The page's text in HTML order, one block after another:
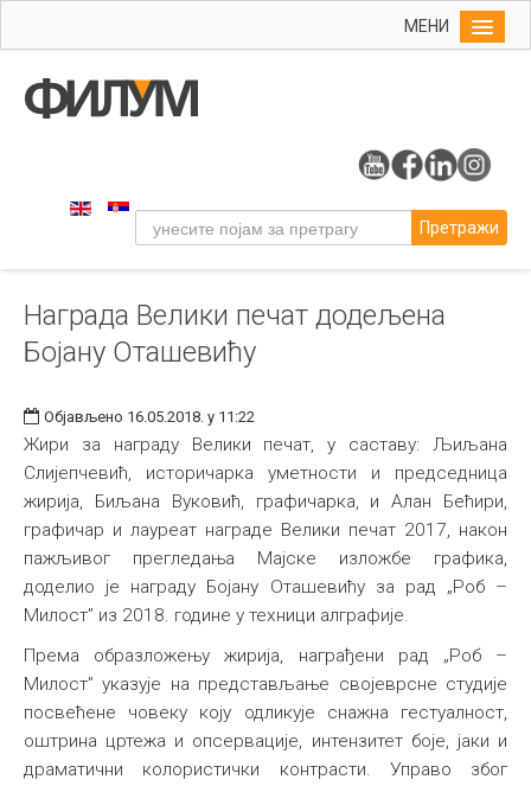
МЕНИ
Упис
Уметност
Музичка уметност
Примењена и ликовна уметност
Издаваштво
Библиотека
Студенти
Међународна
Претражи
Награда Велики печат додељена
Бојану Оташевићу
Објављено 16.05.2018. у 11:22
Жири за награду Велики печат, у саставу: Љиљана
Слијепчевић, историчарка уметности и председница
жирија, Биљана Вуковић, графичарка, и Алан Бећири,
графичар и лауреат награде Велики печат 2017, након
пажљивог прегледања Мајске изложбе графика,
доделио је награду Бојану Оташевићу за рад „Роб –
Милост” из 2018. године у техници алграфије.
Према образложењу жирија, награђени рад „Роб –
Милост” указује на представљање својеврсне студије
посвећене човеку коју одликује снажна гестуалност,
оштрина цртежа и опсервације, интензитет боје, јаки и
драматични колористички контрасти. Управо због